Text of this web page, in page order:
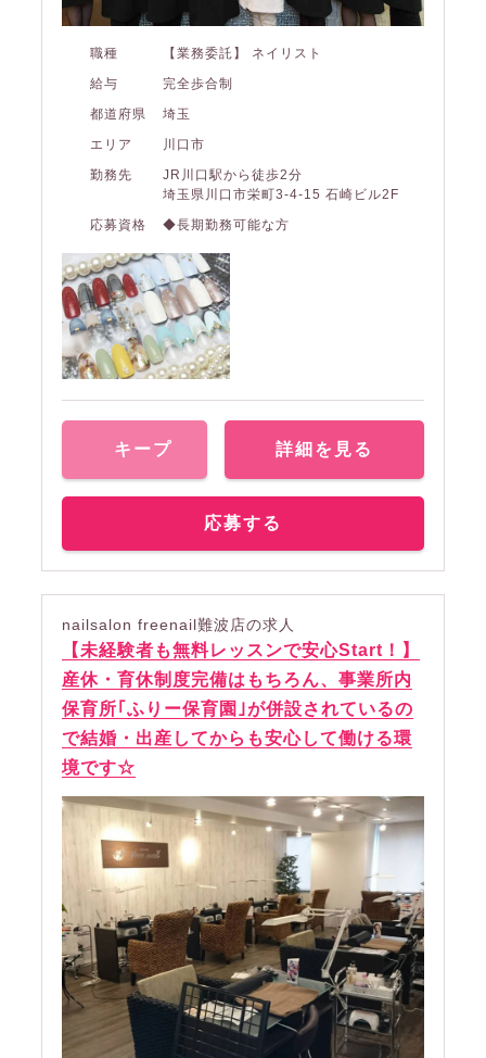
職種
【業務委託】 ネイリスト
給与
完全歩合制
都道府県
埼玉
エリア
川口市
勤務先
JR川口駅から徒歩2分
埼玉県川口市栄町3-4-15 石崎ビル2F
応募資格
◆長期勤務可能な方
キープ 詳細を見る
応募する
nailsalon freenail難波店の求人
【未経験者も無料レッスンで安心Start！】
産休・育休制度完備はもちろん、事業所内
保育所｢ふりー保育園｣が併設されているの
で結婚・出産してからも安心して働ける環
境です☆